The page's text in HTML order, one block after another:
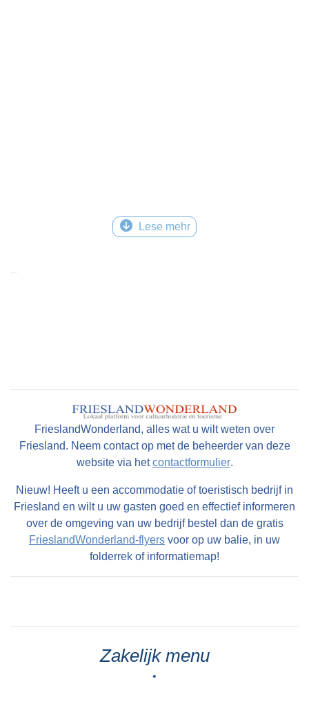
Lese mehr
FrieslandWonderland, alles wat u wilt weten over
Friesland. Neem contact op met de beheerder van deze
website via hetcontactformulier.
Nieuw! Heeft u een accommodatie of toeristisch bedrijf in
Friesland en wilt u uw gasten goed en effectief informeren
over de omgeving van uw bedrijf bestel dan de gratis
FrieslandWonderland-flyers voor op uw balie, in uw
folderrek of informatiemap!
Zakelijk menu
•